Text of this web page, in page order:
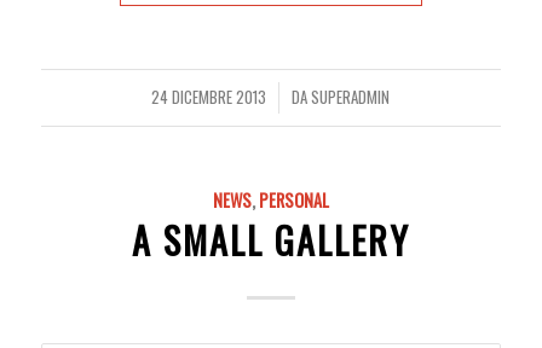
24 DICEMBRE 2013
/ DASUPERADMIN
NEWS,PERSONAL
A SMALL GALLERY